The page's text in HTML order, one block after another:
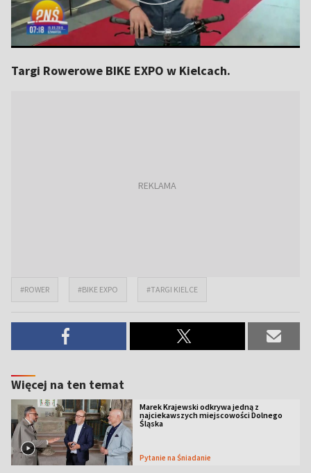
Targi Rowerowe BIKE EXPO w Kielcach.
#ROWER #BIKE EXPO #TARGI KIELCE
Więcej na ten temat
Marek Krajewski odkrywa jedną z
najciekawszych miejscowości Dolnego
Śląska
Pytanie na Śniadanie